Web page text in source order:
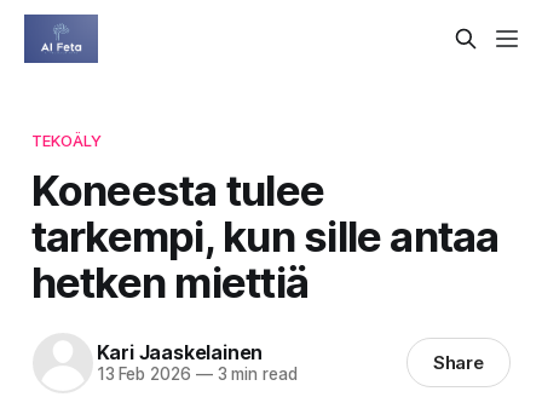
TEKOÄLY
Koneesta tulee
tarkempi, kun sille antaa
hetken miettiä
Kari Jaaskelainen
13 Feb 2026 —3 min read Share